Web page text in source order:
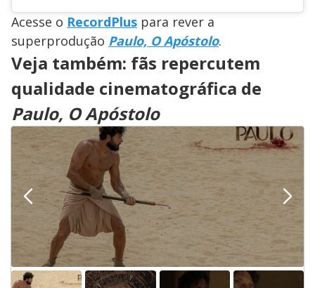
Acesse o RecordPlus para rever a
superprodução Paulo, O Apóstolo.
Veja também: fãs repercutem
qualidade cinematográfica de
Paulo, O Apóstolo